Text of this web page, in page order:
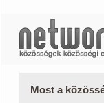
Most a